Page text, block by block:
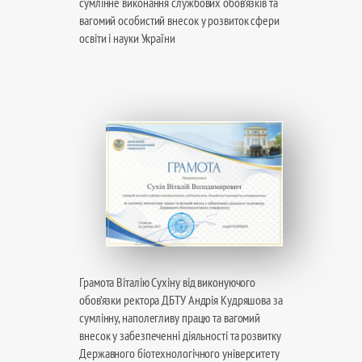
вагомий особистий внесок у розвиток сфери
освіти і науки України
Грамота Віталію Сухіну від виконуючого
обов’язки ректора ДБТУ Андрія Кудряшова за
сумлінну, наполегливу працю та вагомий
внесок у забезпеченні діяльності та розвитку
Державного біотехнологічного університету